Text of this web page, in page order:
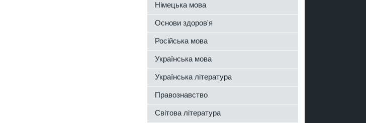
Німецька мова
Основи здоров'я
Російська мова
Українська мова
Українська література
Правознавство
Світова література